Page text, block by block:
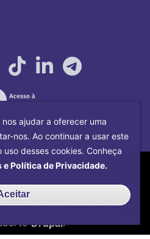
Universidade Federal
de Tecnologia da
com o CMS de
Drupal.
ajudar a oferecer uma
nos. Ao continuar a usar este
desses cookies. Conheça
Política de Privacidade.